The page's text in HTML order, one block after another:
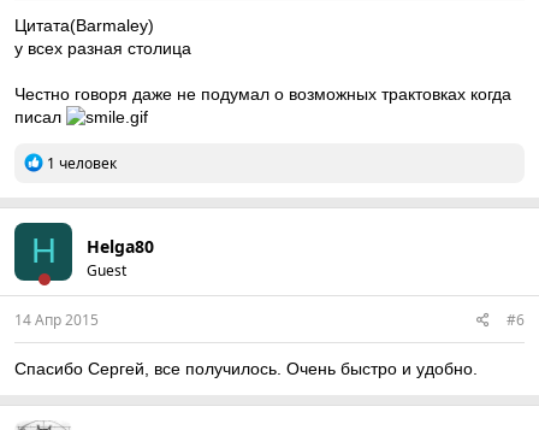
Цитата(Barmaley)
у всех разная столица
Честно говоря даже не подумал о возможных трактовках когда
писал
Р
к
ц
и
и
:
1 человек
H Helga80
Guest
14 Апр 2015 #6
Спасибо Сергей, все получилось. Очень быстро и удобно.